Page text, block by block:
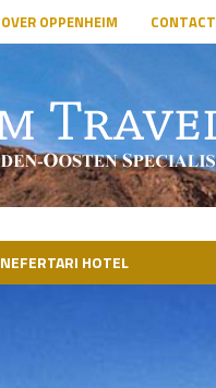
OVER OPPENHEIM CONTACT
NEFERTARI HOTEL